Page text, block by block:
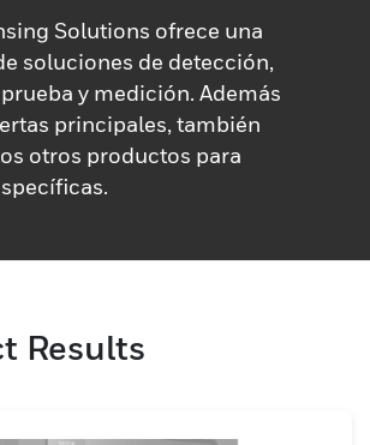
Solutions ofrece una
soluciones de detección,
y medición. Además
principales, también
otros productos para
Results